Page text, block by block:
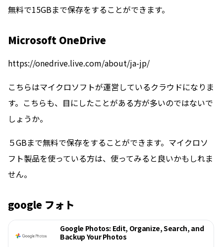
無料で15GBまで保存をすることができます。
Microsoft OneDrive
https://onedrive.live.com/about/ja-jp/
こちらはマイクロソフトが運営しているクラウドになりま
す。こちらも、目にしたことがある方が多いのではないで
しょうか。
５GBまで無料で保存をすることができます。マイクロソ
フト製品を使っている方は、使ってみると良いかもしれま
せん。
google フォト
Google Photos: Edit, Organize, Search, and
Backup Your Photos